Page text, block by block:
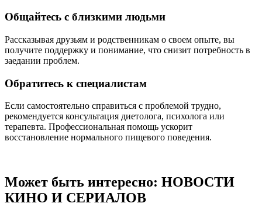
Общайтесь с близкими людьми
Рассказывая друзьям и родственникам о своем опыте, вы
получите поддержку и понимание, что снизит потребность в
заедании проблем.
Обратитесь к специалистам
Если самостоятельно справиться с проблемой трудно,
рекомендуется консультация диетолога, психолога или
терапевта. Профессиональная помощь ускорит
восстановление нормального пищевого поведения.
Может быть интересно: НОВОСТИ
КИНО И СЕРИАЛОВ